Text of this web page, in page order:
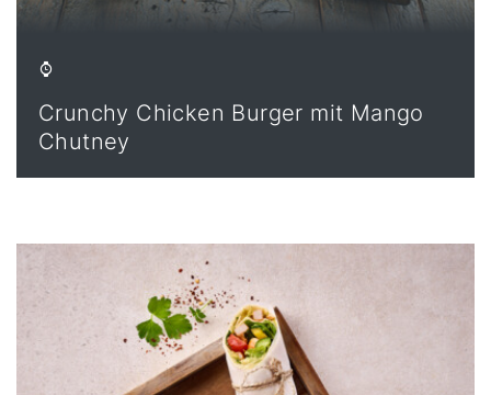
Crunchy Chicken Burger mit Mango
Chutney